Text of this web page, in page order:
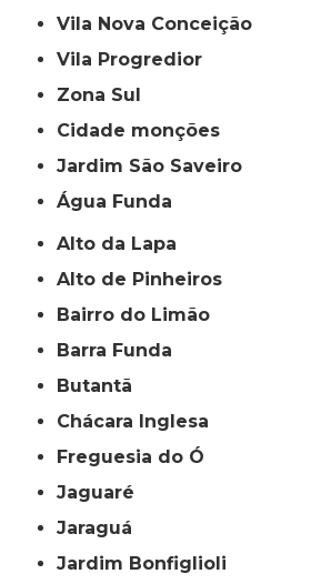
Vila Nova Conceição
Vila Progredior
Zona Sul
cidade monções
jardim São Saveiro
Água Funda
Alto da Lapa
Alto de Pinheiros
Bairro do Limão
Barra Funda
Butantã
Chácara Inglesa
Freguesia do Ó
Jaguaré
Jaraguá
Jardim Bonfiglioli